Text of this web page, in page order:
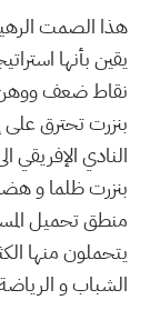
هذا الصمت
يقين بأنها
نقاط ضعف ووهن
بنزرت تحترق على
النادي الإفريقي
بنزرت ظلما و
منطق تحميل
يتحملون منها
الشباب و